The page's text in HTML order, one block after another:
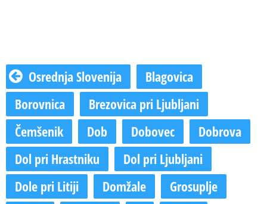
Osrednja Slovenija
Blagovica
Borovnica
Brezovica pri Ljubljani
Čemšenik
Dob Dobovec
Dobrova
Dol pri Hrastniku
Dol pri Ljubljani
Dole pri Litiji
Domžale
Grosuplje